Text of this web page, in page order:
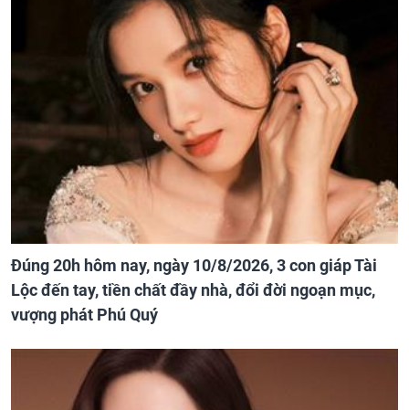
Đúng 20h hôm nay, ngày 10/8/2026, 3 con giáp Tài
Lộc đến tay, tiền chất đầy nhà, đổi đời ngoạn mục,
vượng phát Phú Quý